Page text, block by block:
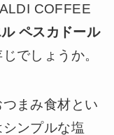
COFFEE
ル ペスカドール
でしょうか。
まみ食材とい
ンプルな塩